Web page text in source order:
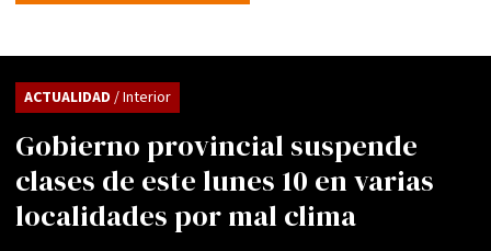
Gobierno provincial suspende
clases de este lunes 10 en varias
localidades por mal clima
ACTUALIDAD / Interior